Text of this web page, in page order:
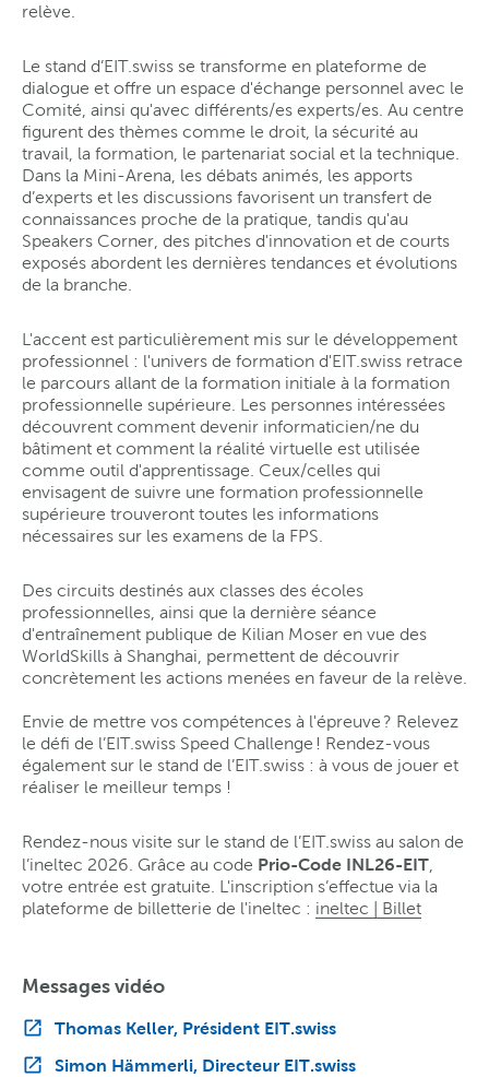
relève.
Le stand d’EIT.swiss se transforme en plateforme de
dialogue et offre un espace d'échange personnel avec le
Comité, ainsi qu'avec différents/es experts/es. Au centre
figurent des thèmes comme le droit, la sécurité au
travail, la formation, le partenariat social et la technique.
Dans la Mini-Arena, les débats animés, les apports
d’experts et les discussions favorisent un transfert de
connaissances proche de la pratique, tandis qu'au
Speakers Corner, des pitches d'innovation et de courts
exposés abordent les dernières tendances et évolutions
de la branche.
L'accent est particulièrement mis sur le développement
professionnel : l'univers de formation d'EIT.swiss retrace
le parcours allant de la formation initiale à la formation
professionnelle supérieure. Les personnes intéressées
découvrent comment devenir informaticien/ne du
bâtiment et comment la réalité virtuelle est utilisée
comme outil d'apprentissage. Ceux/celles qui
envisagent de suivre une formation professionnelle
supérieure trouveront toutes les informations
nécessaires sur les examens de la FPS.
Des circuits destinés aux classes des écoles
professionnelles, ainsi que la dernière séance
d'entraînement publique de Kilian Moser en vue des
WorldSkills à Shanghai, permettent de découvrir
concrètement les actions menées en faveur de la relève.
Envie de mettre vos compétences à l'épreuve ? Relevez
le défi de l’EIT.swiss Speed Challenge ! Rendez-vous
également sur le stand de l’EIT.swiss : à vous de jouer et
réaliser le meilleur temps !
Rendez-nous visite sur le stand de l’EIT.swiss au salon de
l’ineltec 2026. Grâce au code Prio-Code INL26-EIT
votre entrée est gratuite. L'inscription s’effectue via la
plateforme de billetterie de l'ineltec : ineltec | Billet
Messages vidéo
Thomas Keller, Président EIT.swiss
Simon Hämmerli, Directeur EIT.swiss